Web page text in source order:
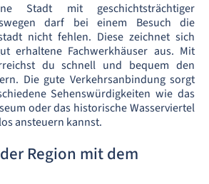
Stadt mit geschichtsträchtiger
darf bei einem Besuch die
nicht fehlen. Diese zeichnet sich
erhaltene Fachwerkhäuser aus. Mit
du schnell und bequem den
Die gute Verkehrsanbindung sorgt
Sehenswürdigkeiten wie das
oder das historische Wasserviertel
ansteuern kannst.
Region mit dem